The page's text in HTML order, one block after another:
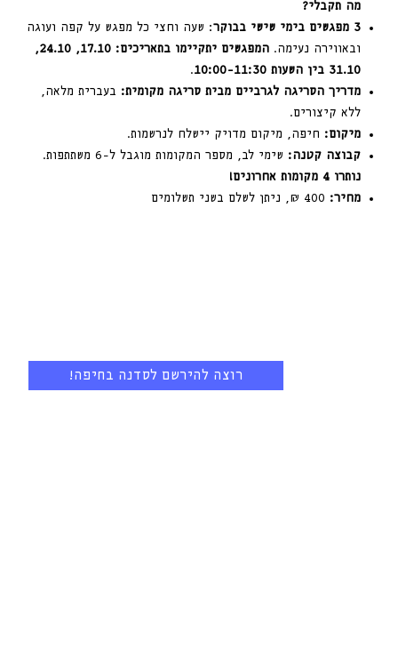
מה תקבלי?
3 מפגשים בימי שישי בבוקר
: שעה וחצי כל מפגש על קפה ועוגה
ובאווירה נעימה.
המפגשים יתקיימו בתאריכים: 17.10, 24.10,
31.10 בין השעות 10:00-11:30
.
מדריך הסריגה לגרביים מבית סריגה מקומית: בעברית מלאה,
ללא קיצורים.
מיקום: חיפה, מיקום מדויק יישלח לנרשמות.
קבוצה קטנה: שימי לב, מספר המקומות מוגבל ל-6 משתתפות.
נותרו 4 מקומות אחרונים!
מחיר:
רוצה להירשם לסדנה בחיפה!